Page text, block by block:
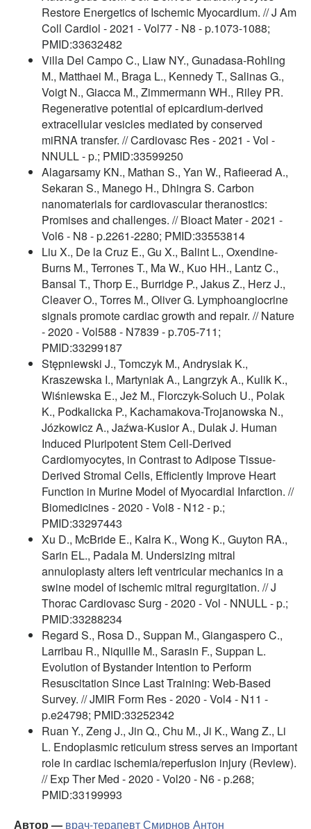
Restore Energetics of Ischemic Myocardium. // J Am
Coll Cardiol - 2021 - Vol77 - N8 - p.1073-1088;
PMID:33632482
Villa Del Campo C., Liaw NY., Gunadasa-Rohling
M., Matthaei M., Braga L., Kennedy T., Salinas G.,
Voigt N., Giacca M., Zimmermann WH., Riley PR.
Regenerative potential of epicardium-derived
extracellular vesicles mediated by conserved
miRNA transfer. // Cardiovasc Res - 2021 - Vol -
NNULL - p.; PMID:33599250
Alagarsamy KN., Mathan S., Yan W., Rafieerad A.,
Sekaran S., Manego H., Dhingra S. Carbon
nanomaterials for cardiovascular theranostics:
Promises and challenges. // Bioact Mater - 2021 -
Vol6 - N8 - p.2261-2280; PMID:33553814
Liu X., De la Cruz E., Gu X., Balint L., Oxendine-
Burns M., Terrones T., Ma W., Kuo HH., Lantz C.,
Bansal T., Thorp E., Burridge P., Jakus Z., Herz J.,
Cleaver O., Torres M., Oliver G. Lymphoangiocrine
signals promote cardiac growth and repair. // Nature
- 2020 - Vol588 - N7839 - p.705-711;
PMID:33299187
Stępniewski J., Tomczyk M., Andrysiak K.,
Kraszewska I., Martyniak A., Langrzyk A., Kulik K.,
Wiśniewska E., Jeż M., Florczyk-Soluch U., Polak
K., Podkalicka P., Kachamakova-Trojanowska N.,
Józkowicz A., Jaźwa-Kusior A., Dulak J. Human
Induced Pluripotent Stem Cell-Derived
Cardiomyocytes, in Contrast to Adipose Tissue-
Derived Stromal Cells, Efficiently Improve Heart
Function in Murine Model of Myocardial Infarction. //
Biomedicines - 2020 - Vol8 - N12 - p.;
PMID:33297443
Xu D., McBride E., Kalra K., Wong K., Guyton RA.,
Sarin EL., Padala M. Undersizing mitral
annuloplasty alters left ventricular mechanics in a
swine model of ischemic mitral regurgitation. // J
Thorac Cardiovasc Surg - 2020 - Vol - NNULL - p.;
PMID:33288234
Regard S., Rosa D., Suppan M., Giangaspero C.,
Larribau R., Niquille M., Sarasin F., Suppan L.
Evolution of Bystander Intention to Perform
Resuscitation Since Last Training: Web-Based
Survey. // JMIR Form Res - 2020 - Vol4 - N11 -
p.e24798; PMID:33252342
Ruan Y., Zeng J., Jin Q., Chu M., Ji K., Wang Z., Li
L. Endoplasmic reticulum stress serves an important
role in cardiac ischemia/reperfusion injury (Review).
// Exp Ther Med - 2020 - Vol20 - N6 - p.268;
PMID:33199993
Автор — врач-терапевтСмирнов Антон